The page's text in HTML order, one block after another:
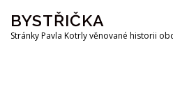
obsah
BYSTŘIČKA
Stránky Pavla Kotrly věnované historii